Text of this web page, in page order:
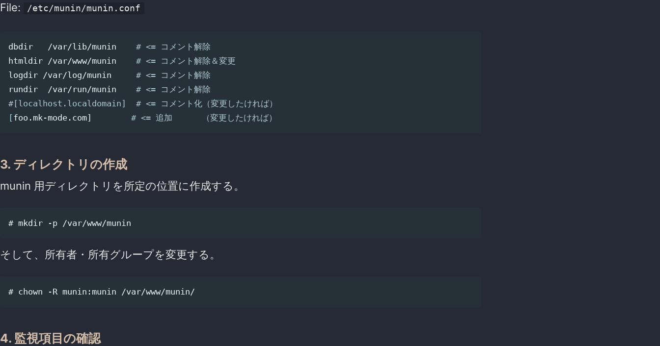
File: /etc/munin/munin.conf
dbdir   /var/lib/munin # <= コメント解除
htmldir /var/www/munin # <= コメント解除＆変更
logdir /var/log/munin # <= コメント解除
rundir  /var/run/munin # <= コメント解除
#[localhost.localdomain]  # <= コメント化（変更したければ）
foo.mk-mode.com] # <= 追加      （変更したければ）
3. ディレクトリの作成
munin 用ディレクトリを所定の位置に作成する。
そして、所有者・所有グループを変更する。
4. 監視項目の確認